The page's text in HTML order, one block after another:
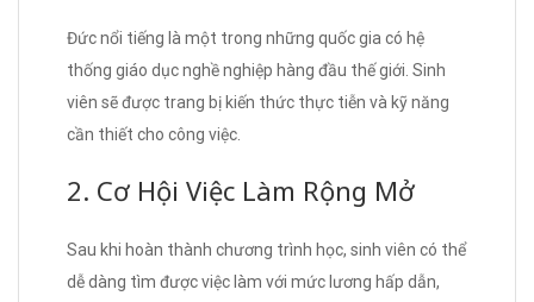
Đức nổi tiếng là một trong những quốc gia có hệ
thống giáo dục nghề nghiệp hàng đầu thế giới. Sinh
viên sẽ được trang bị kiến thức thực tiễn và kỹ năng
cần thiết cho công việc.
2. Cơ Hội Việc Làm Rộng Mở
Sau khi hoàn thành chương trình học, sinh viên có thể
dễ dàng tìm được việc làm với mức lương hấp dẫn,